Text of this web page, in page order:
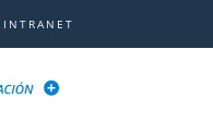
INTRANET